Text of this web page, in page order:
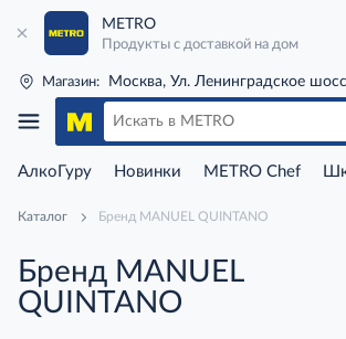
METRO
Продукты с доставкой на дом
Магазин: Москва, Ул. Ленинградское
АлкоГуру Новинки METRO Chef
Каталог Бренд MANUEL QUINTANO
Бренд MANUEL
QUINTANO